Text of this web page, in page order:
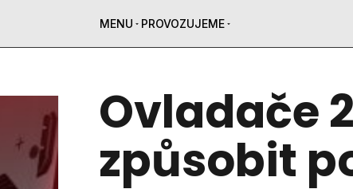
MENU PROVOZUJEME
Ovladače
způsobit